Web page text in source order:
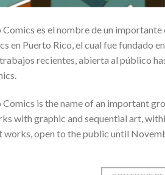
Comics es el nombre de un
en Puerto Rico, el cual fue fundado
recientes, abierta al público
is the name of an important
with graphic and sequential art,
works, open to the public until